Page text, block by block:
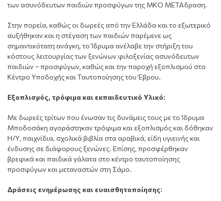
των ασυνόδευτων παιδιών προσφύγων της ΜΚΟ ΜΕΤΑδραση.
Στην πορεία, καθώς οι δωρεές από την Ελλάδα και το εξωτερικό
αυξήθηκαν και η στέγαση των παιδιών παρέμενε ως
σημαντικότατη ανάγκη, το Ίδρυμα ανέλαβε την στήριξη του
κόστους λειτουργίας των ξενώνων φιλοξενίας ασυνόδευτων
παιδιών – προσφύγων, καθώς και την παροχή εξοπλισμού στο
Κέντρο Υποδοχής και Ταυτοποίησης του Έβρου.
Εξοπλισμός, τρόφιμα και εκπαιδευτικό Υλικό:
Με δωρεές τρίτων που ένωσαν τις δυνάμεις τους με το Ίδρυμα
Μποδοσάκη αγοράστηκαν τρόφιμα και εξοπλισμός και δόθηκαν
Η/Υ, παιχνίδια, σχολικά βιβλία στα αραβικά, είδη υγιεινής και
ένδυσης σε διάφορους ξενώνες. Επίσης, προσφέρθηκαν
βρεφικά και παιδικά γάλατα στο κέντρο ταυτοποίησης
προσφύγων και μεταναστών στη Σάμο.
Δράσεις ενημέρωσης και ευαισθητοποίησης: